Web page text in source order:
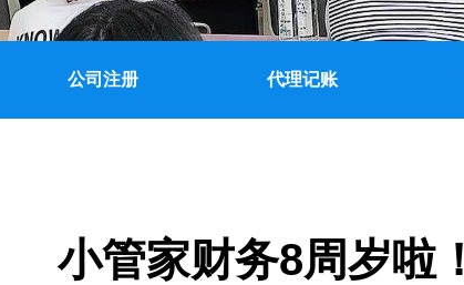
公司注册 代理记账
小管家财务8周岁啦！